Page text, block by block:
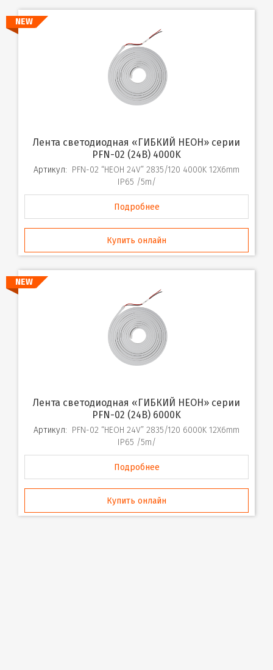
NEW
Лента светодиодная «ГИБКИЙ НЕОН» серии
PFN-02 (24В) 4000K
Артикул: PFN-02 “НЕОН 24V” 2835/120 4000K 12X6mm
IP65 /5m/
Подробнее
Купить онлайн
NEW
Лента светодиодная «ГИБКИЙ НЕОН» серии
PFN-02 (24В) 6000K
Артикул: PFN-02 “НЕОН 24V” 2835/120 6000K 12X6mm
IP65 /5m/
Подробнее
Купить онлайн